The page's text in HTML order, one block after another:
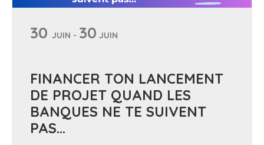
30 JUIN - 30 JUIN
FINANCER TON LANCEMENT
DE PROJET QUAND LES
BANQUES NE TE SUIVENT
PAS...